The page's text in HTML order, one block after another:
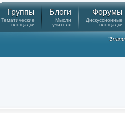
Группы
Тематические
площадки
Блоги
Мысли
учителя
Форумы
Дискуссионные
площадки